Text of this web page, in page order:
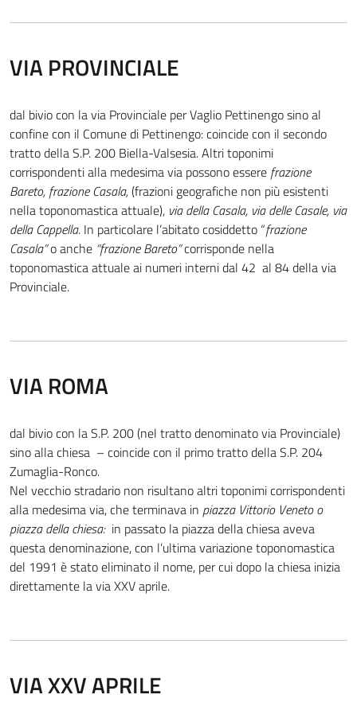
VIA PROVINCIALE
dal bivio con la via Provinciale per Vaglio Pettinengo sino al
confine con il Comune di Pettinengo: coincide con il secondo
tratto della S.P. 200 Biella-Valsesia. Altri toponimi
corrispondenti alla medesima via possono essere frazione
Bareto, frazione Casala,(frazioni geografiche non più esistenti
nella toponomastica attuale), via della Casala, via delle Casale, via
della Cappella. In particolare l’abitato cosiddetto “frazione
Casala”o anche “frazione Bareto”corrisponde nella
toponomastica attuale ai numeri interni dal 42 al 84 della via
Provinciale.
VIA ROMA
dal bivio con la S.P. 200 (nel tratto denominato via Provinciale)
sino alla chiesa – coincide con il primo tratto della S.P. 204
Zumaglia-Ronco.
Nel vecchio stradario non risultano altri toponimi corrispondenti
alla medesima via, che terminava in piazza Vittorio Veneto o
piazza della chiesa: in passato la piazza della chiesa aveva
questa denominazione, con l’ultima variazione toponomastica
del 1991 è stato eliminato il nome, per cui dopo la chiesa inizia
direttamente la via XXV aprile.
VIA XXV APRILE